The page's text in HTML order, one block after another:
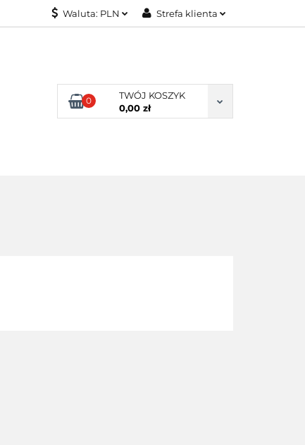
Waluta: PLN Strefa klienta
Dodaj zgłoszenie
Zgody cookies
0
TWÓJ KOSZYK
0,00 zł
KONTAKT